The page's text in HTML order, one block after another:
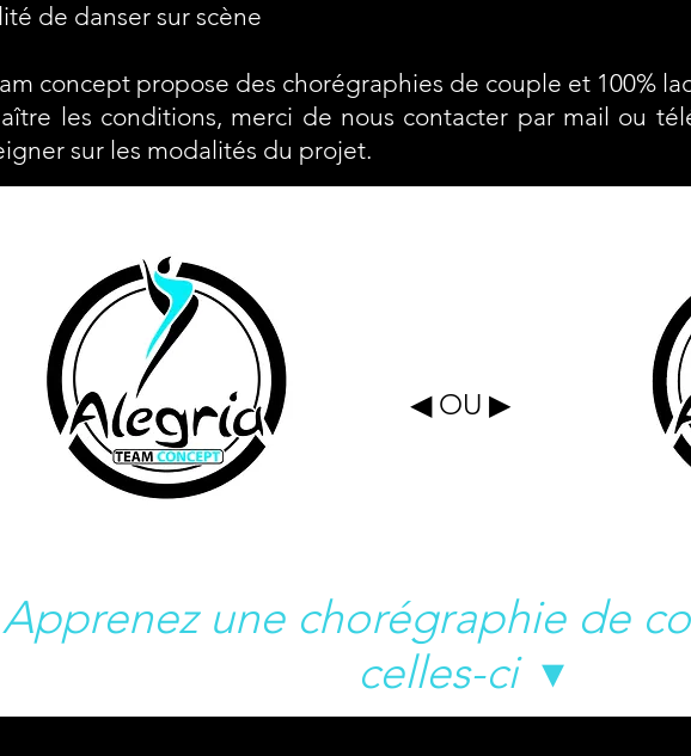
de danser sur scène
concept propose des chorégraphies de couple et 100%
les conditions, merci de nous contacter par mail ou
sur les modalités du projet.
◀︎ OU ▶︎
Apprenez une chorégraphie de
celles-ci ▾